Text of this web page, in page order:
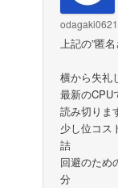
odagaki0621
上記の”匿
横から失礼
最新のCPU
読み切りま
少し位コス
詰
回避のため
分